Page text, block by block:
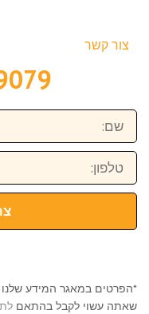
צור קשר
שם:
טלפון:
*הפרטים במאגר המידע שלנו
שאתה עשוי לקבל בהתאם